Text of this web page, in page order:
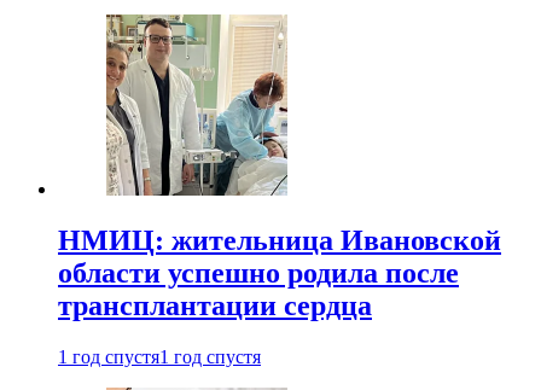
НМИЦ: жительница Ивановской
области успешно родила после
трансплантации сердца
1 год спустя1 год спустя